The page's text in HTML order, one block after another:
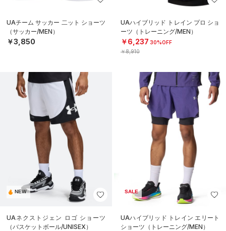
UAチーム サッカー 二ット ショーツ
（サッカー/MEN）
￥3,850
UAハイブリッド トレイン プロ ショ
ーツ（トレーニング/MEN）
￥6,237 30%OFF
￥8,910
NEW
UAネクストジェン ロゴ ショーツ
（バスケットボール/UNISEX）
SALE
UAハイブリッド トレイン エリート
ショーツ（トレーニング/MEN）